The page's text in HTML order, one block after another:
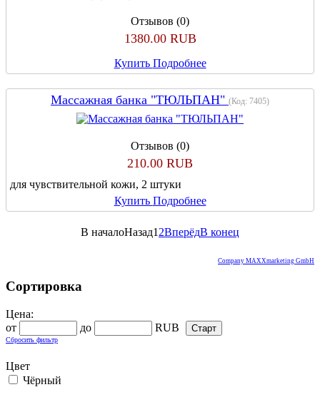
Отзывов (0)
1380.00 RUB
Купить Подробнее
Массажная банка "ТЮЛЬПАН" (Код: 7405)
Отзывов (0)
210.00 RUB
для чувствительной кожи, 2 штуки
Купить Подробнее
В началоНазад1 2ВперёдВ конец
Company MAXXmarketing GmbH
Сортировка
Цена:
от
до RUB
Сбросить фильтр
Цвет
Чёрный